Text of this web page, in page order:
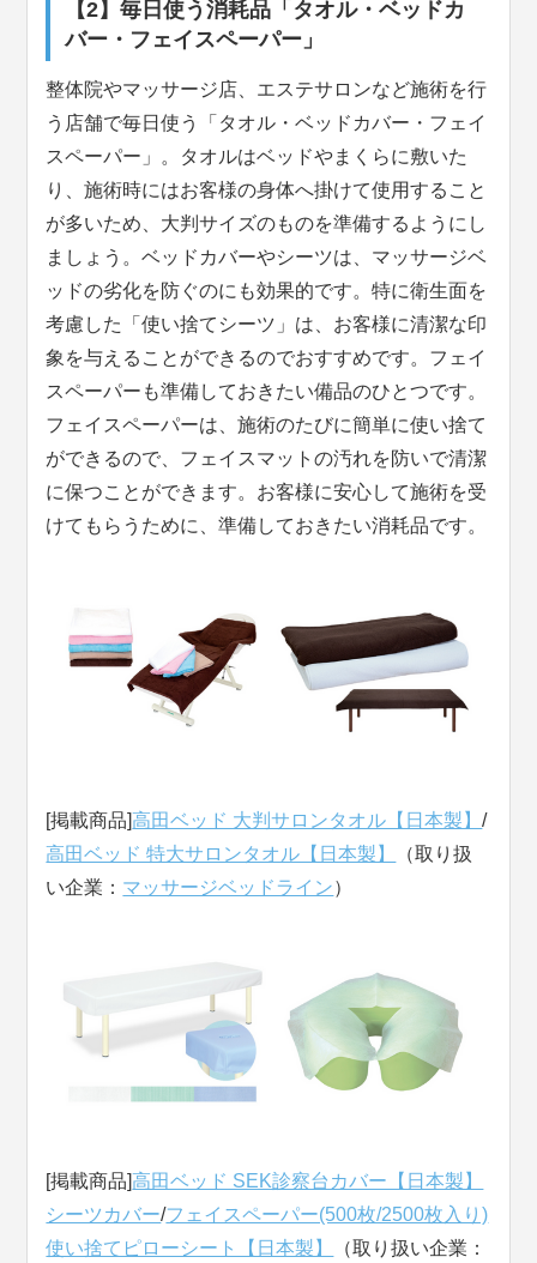
【2】毎日使う消耗品「タオル・ベッドカ
バー・フェイスペーパー」
整体院やマッサージ店、エステサロンなど施術を行
う店舗で毎日使う「タオル・ベッドカバー・フェイ
スペーパー」。タオルはベッドやまくらに敷いた
り、施術時にはお客様の身体へ掛けて使用すること
が多いため、大判サイズのものを準備するようにし
ましょう。ベッドカバーやシーツは、マッサージベ
ッドの劣化を防ぐのにも効果的です。特に衛生面を
考慮した「使い捨てシーツ」は、お客様に清潔な印
象を与えることができるのでおすすめです。フェイ
スペーパーも準備しておきたい備品のひとつです。
フェイスペーパーは、施術のたびに簡単に使い捨て
ができるので、フェイスマットの汚れを防いで清潔
に保つことができます。お客様に安心して施術を受
けてもらうために、準備しておきたい消耗品です。
[掲載商品]高田ベッド 大判サロンタオル【日本製】/
高田ベッド 特大サロンタオル【日本製】
（取り扱
い企業： マッサージベッドライン）
[掲載商品]高田ベッド SEK診察台カバー【日本製】
シーツカバー/フェイスペーパー(500枚/2500枚入り)
使い捨てピローシート【日本製】
（取り扱い企業：